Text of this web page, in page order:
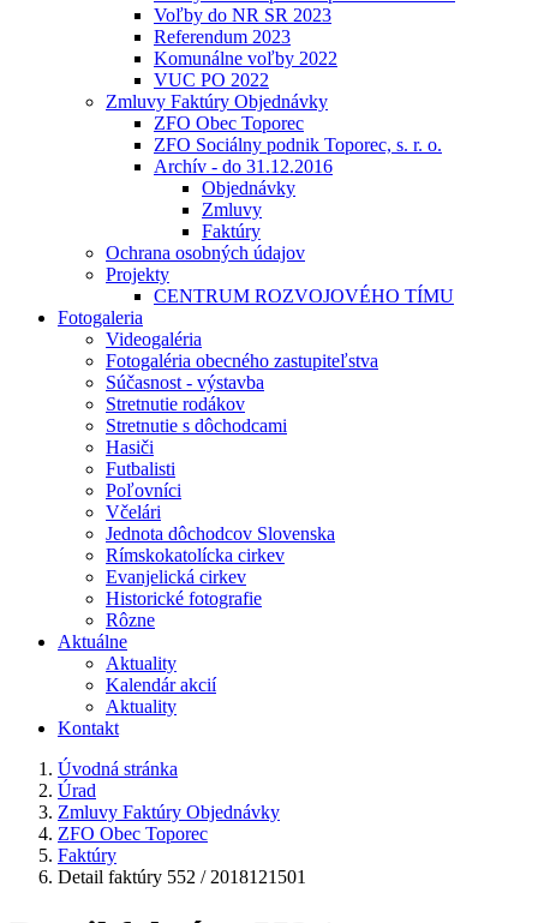
Voľby do NR SR 2023
Referendum 2023
Komunálne voľby 2022
VUC PO 2022
Zmluvy Faktúry Objednávky
ZFO Obec Toporec
ZFO Sociálny podnik Toporec, s. r. o.
Archív - do 31.12.2016
Objednávky
Zmluvy
Faktúry
Ochrana osobných údajov
Projekty
CENTRUM ROZVOJOVÉHO TÍMU
Fotogaleria
Videogaléria
Fotogaléria obecného zastupiteľstva
Súčasnost - výstavba
Stretnutie rodákov
Stretnutie s dôchodcami
Hasiči
Futbalisti
Poľovníci
Včelári
Jednota dôchodcov Slovenska
Rímskokatolícka cirkev
Evanjelická cirkev
Historické fotografie
Rôzne
Aktuálne
Aktuality
Kalendár akcií
Aktuality
Kontakt
Úvodná stránka
Úrad
Zmluvy Faktúry Objednávky
ZFO Obec Toporec
Faktúry
Detail faktúry 552 / 2018121501